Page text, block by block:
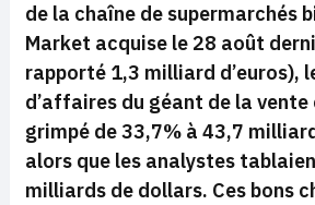
de la chaîne de supermarchés
Market acquise le 28 août
rapporté 1,3 milliard d’euros),
d’affaires du géant de la vente
grimpé de 33,7% à 43,7
alors que les analystes
milliards de dollars. Ces bons